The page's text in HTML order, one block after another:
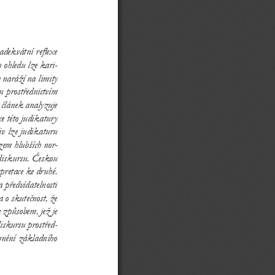
reflexe
ohledu lze kari-
naráží na limity
prostřednictvím
analyzuje
této judikatury
lze judikaturu
hlubších nor-
Českou
ke druhé.
předvídatelnosti
skutečnost, že
jež je
prostřed-
základního